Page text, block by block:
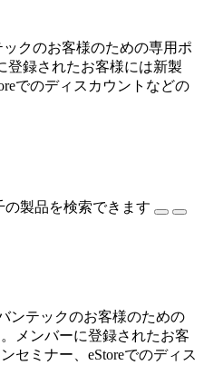
ックのお客様のための専用ポ
登録されたお客様には新製
でのディスカウントなどの
の製品を検索できます
ンテックのお客様のための
メンバーに登録されたお客
セミナー、eStoreでのディス